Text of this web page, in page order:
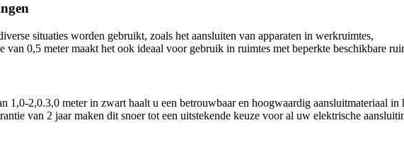
situaties worden gebruikt, zoals het aansluiten van apparaten in werkruimtes,
van 0,5 meter maakt het ook ideaal voor gebruik in ruimtes met beperkte beschikbare
1,0-2,0.3,0 meter in zwart haalt u een betrouwbaar en hoogwaardig aansluitmateriaal in
van 2 jaar maken dit snoer tot een uitstekende keuze voor al uw elektrische